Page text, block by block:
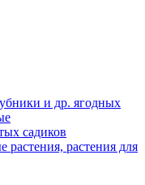
и др. ягодных
садиков
растения, растения для